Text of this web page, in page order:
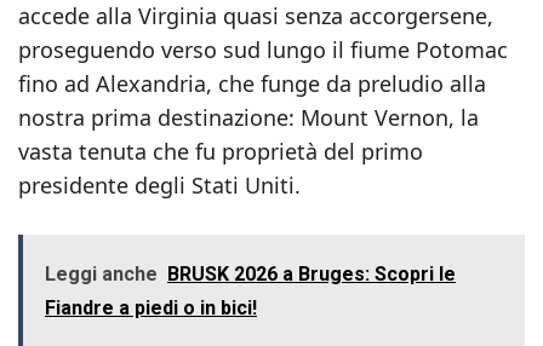
accede alla Virginia quasi senza accorgersene,
proseguendo verso sud lungo il fiume Potomac
fino ad Alexandria, che funge da preludio alla
nostra prima destinazione: Mount Vernon, la
vasta tenuta che fu proprietà del primo
presidente degli Stati Uniti.
Leggi anche BRUSK 2026 a Bruges: Scopri le
Fiandre a piedi o in bici!